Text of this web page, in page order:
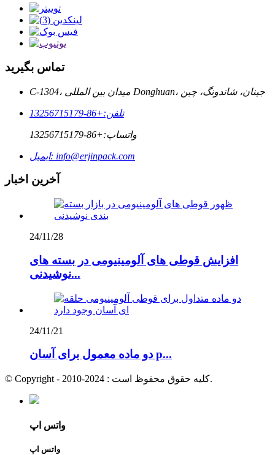
تماس بگیرید
C-1304، میدان بین المللی Donghuan، جینان، شاندونگ، چین
تلفن:+86-13256715179
واتساپ:+86-13256715179
ایمیل: info@erjinpack.com
آخرین اخبار
24/11/28
افزایش قوطی های آلومینیومی در بسته های
نوشیدنی...
24/11/21
دو ماده معمول برای آسان p...
© Copyright - 2010-2024 : کلیه حقوق محفوظ است.
واتس اپ
واتس اپ